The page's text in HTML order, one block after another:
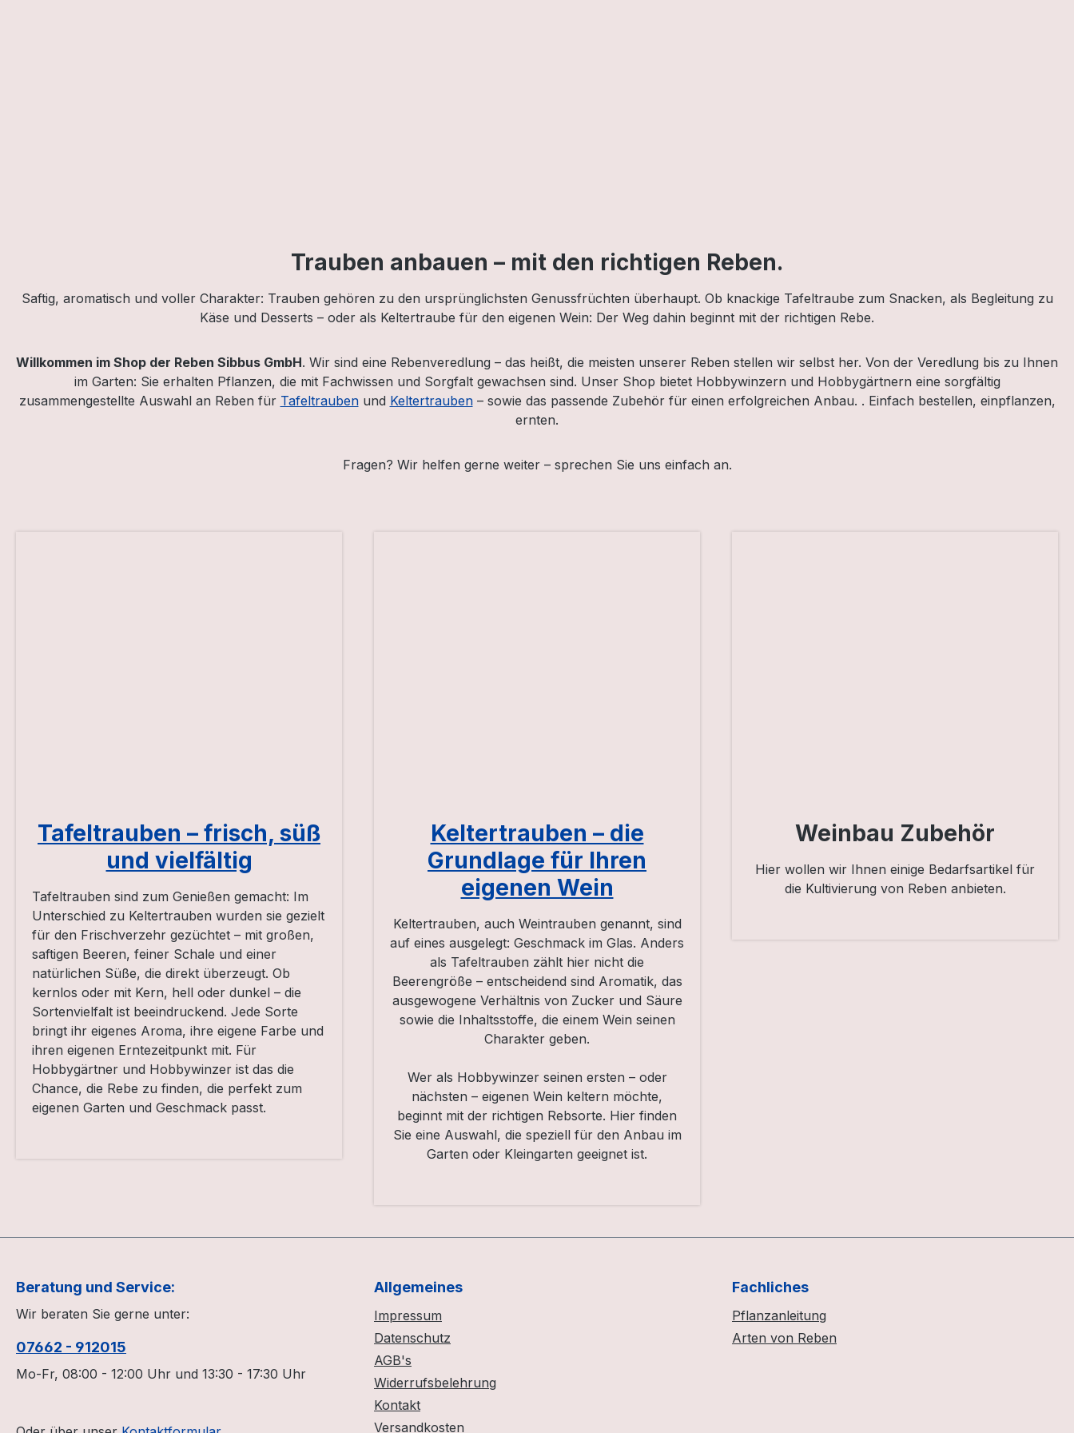
Trauben anbauen – mit den richtigen Reben.
Saftig, aromatisch und voller Charakter: Trauben gehören zu den ursprünglichsten Genussfrüchten überhaupt. Ob knackige Tafeltraube zum Snacken, als Begleitung zu
Käse und Desserts – oder als Keltertraube für den eigenen Wein: Der Weg dahin beginnt mit der richtigen Rebe.
Willkommen im Shop der Reben Sibbus GmbH. Wir sind eine Rebenveredlung – das heißt, die meisten unserer Reben stellen wir selbst her. Von der Veredlung bis zu Ihnen
im Garten: Sie erhalten Pflanzen, die mit Fachwissen und Sorgfalt gewachsen sind. Unser Shop bietet Hobbywinzern und Hobbygärtnern eine sorgfältig
zusammengestellte Auswahl an Reben für Tafeltraubenund Keltertrauben– sowie das passende Zubehör für einen erfolgreichen Anbau. . Einfach bestellen, einpflanzen,
ernten.
Fragen? Wir helfen gerne weiter – sprechen Sie uns einfach an.
Tafeltrauben – frisch, süß
und vielfältig
Tafeltrauben sind zum Genießen gemacht: Im
Unterschied zu Keltertrauben wurden sie gezielt
für den Frischverzehr gezüchtet – mit großen,
saftigen Beeren, feiner Schale und einer
natürlichen Süße, die direkt überzeugt. Ob
kernlos oder mit Kern, hell oder dunkel – die
Sortenvielfalt ist beeindruckend. Jede Sorte
bringt ihr eigenes Aroma, ihre eigene Farbe und
ihren eigenen Erntezeitpunkt mit. Für
Hobbygärtner und Hobbywinzer ist das die
Chance, die Rebe zu finden, die perfekt zum
eigenen Garten und Geschmack passt.
Keltertrauben – die
Grundlage für Ihren
eigenen Wein
Keltertrauben, auch Weintrauben genannt, sind
auf eines ausgelegt: Geschmack im Glas. Anders
als Tafeltrauben zählt hier nicht die
Beerengröße – entscheidend sind Aromatik, das
ausgewogene Verhältnis von Zucker und Säure
sowie die Inhaltsstoffe, die einem Wein seinen
Charakter geben.
Wer als Hobbywinzer seinen ersten – oder
nächsten – eigenen Wein keltern möchte,
beginnt mit der richtigen Rebsorte. Hier finden
Sie eine Auswahl, die speziell für den Anbau im
Garten oder Kleingarten geeignet ist.
Weinbau Zubehör
Hier wollen wir Ihnen einige Bedarfsartikel für
die Kultivierung von Reben anbieten.
Beratung und Service:
Wir beraten Sie gerne unter:
07662 - 912015
Mo-Fr, 08:00 - 12:00 Uhr und 13:30 - 17:30 Uhr
Allgemeines
Impressum
Datenschutz
AGB's
Widerrufsbelehrung
Kontakt
Versandkosten
Fachliches
Pflanzanleitung
Arten von Reben